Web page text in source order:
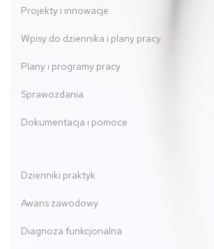
Projekty i innowacje
Wpisy do dziennika i plany pracy
Plany i programy pracy
Sprawozdania
Dokumentacja i pomoce
Dzienniki praktyk
Awans zawodowy
Diagnoza funkcjonalna